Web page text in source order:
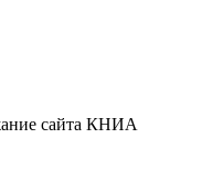
сайта КНИА